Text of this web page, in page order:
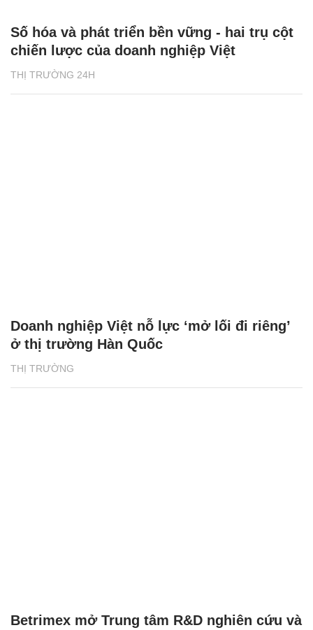
THỊ TRƯỜNG 24H
Số hóa và phát triển bền vững - hai trụ cột
chiến lược của doanh nghiệp Việt
THỊ TRƯỜNG
Doanh nghiệp Việt nỗ lực ‘mở lối đi riêng’
ở thị trường Hàn Quốc
Betrimex mở Trung tâm R&D nghiên cứu và